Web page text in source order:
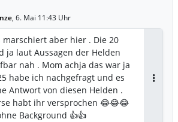
, 6. Mai 11:43 Uhr
marschiert aber hier . Die 20
ja laut Aussagen der Helden
nah . Mom achja das war ja
habe ich nachgefragt und es
Antwort von diesen Helden .
habt ihr versprochen 😂😂😂
Background 👍👍